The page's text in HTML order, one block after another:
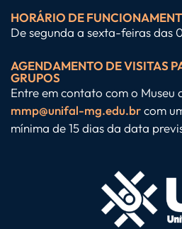
HORÁRIO DE
De segunda a sexta-feiras das
AGENDAMENTO DE VISITAS
GRUPOS
Entre em contato com o Museu
mmp@unifal-mg.edu.brcom
mínima de 15 dias da data